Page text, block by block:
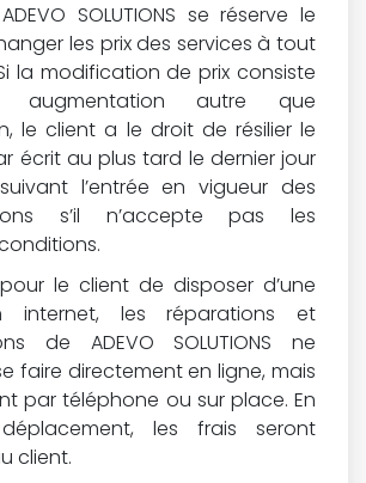
SOLUTIONS se réserve le
les prix des services à tout
la modification de prix consiste
autre que
le client a le droit de résilier le
écrit au plus tard le dernier jour
l’entrée en vigueur des
s’il n’accepte pas les
le client de disposer d’une
internet, les réparations et
de ADEVO SOLUTIONS ne
faire directement en ligne, mais
par téléphone ou sur place. En
les frais seront
client.